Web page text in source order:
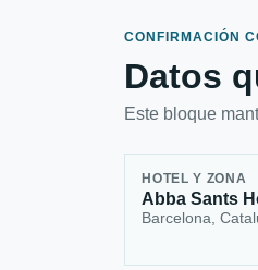
CONFIRMACIÓN
Datos
Este bloque
HOTEL Y ZONA
Abba Sants
Barcelona,